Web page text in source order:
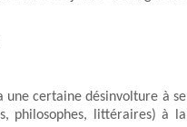
une certaine désinvolture à se
philosophes, littéraires) à la